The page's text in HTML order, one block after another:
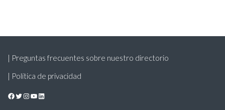
| Preguntas frecuentes sobre nuestro directorio
| Política de privacidad
Facebook
Twitter
Instagram
YouTube
LinkedIn